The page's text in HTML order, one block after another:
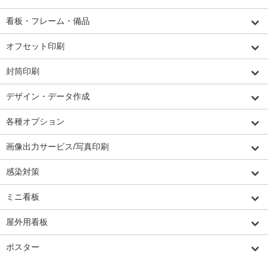
看板・フレーム・備品
オフセット印刷
封筒印刷
デザイン・データ作成
各種オプション
画像出力サービス/写真印刷
感染対策
ミニ看板
屋外用看板
ポスター